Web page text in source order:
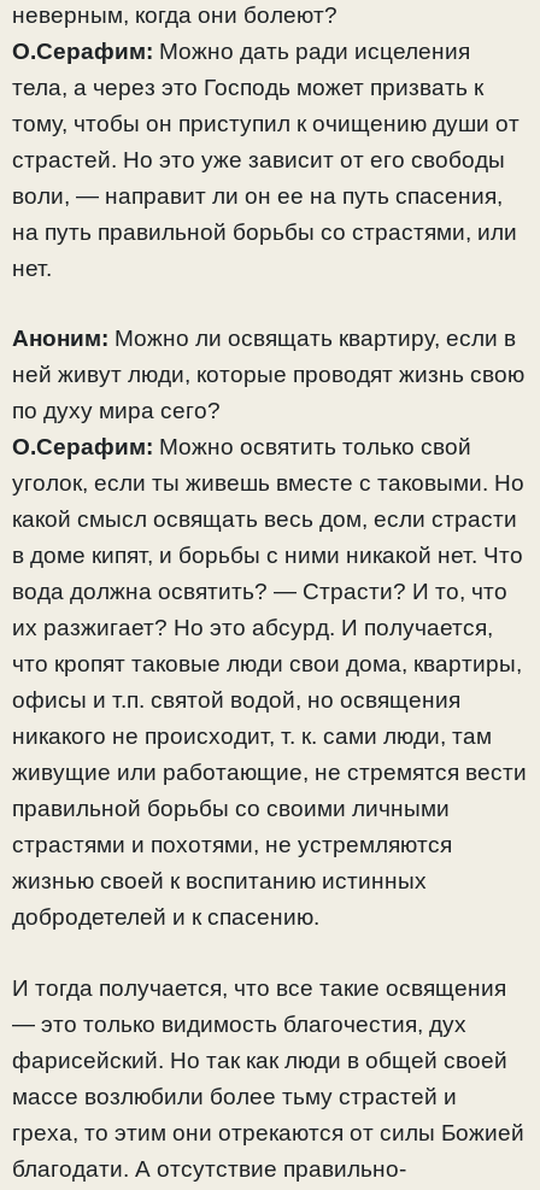
неверным, когда они болеют?
О.Серафим: Можно дать ради исцеления
тела, а через это Господь может призвать к
тому, чтобы он приступил к очищению души от
страстей. Но это уже зависит от его свободы
воли, — направит ли он ее на путь спасения,
на путь правильной борьбы со страстями, или
нет.
Аноним: Можно ли освящать квартиру, если в
ней живут люди, которые проводят жизнь свою
по духу мира сего?
О.Серафим: Можно освятить только свой
уголок, если ты живешь вместе с таковыми. Но
какой смысл освящать весь дом, если страсти
в доме кипят, и борьбы с ними никакой нет. Что
вода должна освятить? — Страсти? И то, что
их разжигает? Но это абсурд. И получается,
что кропят таковые люди свои дома, квартиры,
офисы и т.п. святой водой, но освящения
никакого не происходит, т. к. сами люди, там
живущие или работающие, не стремятся вести
правильной борьбы со своими личными
страстями и похотями, не устремляются
жизнью своей к воспитанию истинных
добродетелей и к спасению.
И тогда получается, что все такие освящения
— это только видимость благочестия, дух
фарисейский. Но так как люди в общей своей
массе возлюбили более тьму страстей и
греха, то этим они отрекаются от силы Божией
благодати. А отсутствие правильно-